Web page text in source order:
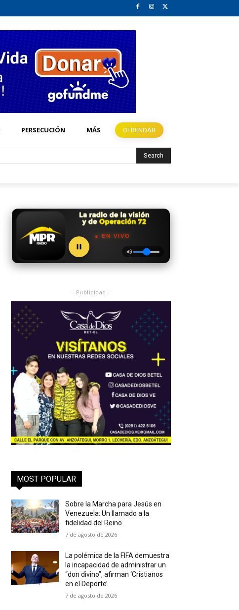
PERSECUCIÓN MÁS OFRENDAR
Search
● EN VIVO
- Publicidad -
MOST POPULAR
Sobre la Marcha para Jesús en
Venezuela: Un llamado a la
fidelidad del Reino
7 de agosto de 2026
La polémica de la FIFA demuestra
la incapacidad de administrar un
“don divino”, afirman ‘Cristianos
en el Deporte’
7 de agosto de 2026